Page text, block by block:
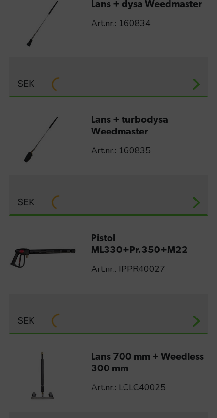
Lans + dysa Weedmaster
Art.nr.: 160834
SEK
Lans + turbodysa
Weedmaster
Art.nr.: 160835
SEK
Pistol
ML330+Pr.350+M22
Art.nr.: IPPR40027
SEK
Lans 700 mm + Weedless
300 mm
Art.nr.: LCLC40025